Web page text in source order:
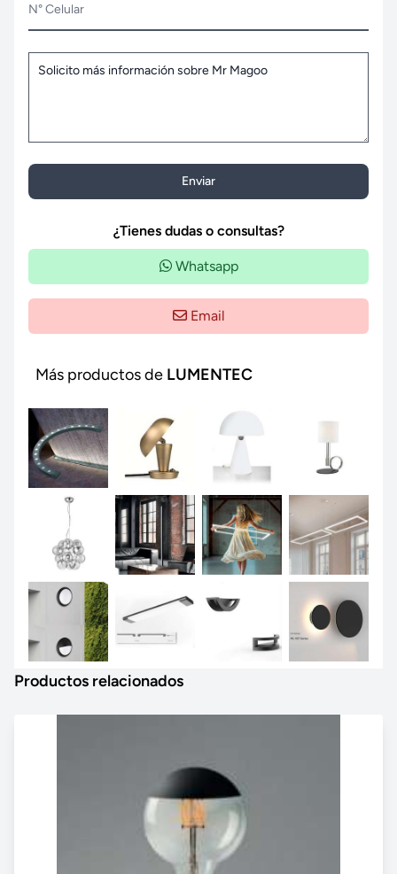
N° Celular
Enviar
¿Tienes dudas o consultas?
Whatsapp
Email
Más productos de LUMENTEC
Productos relacionados